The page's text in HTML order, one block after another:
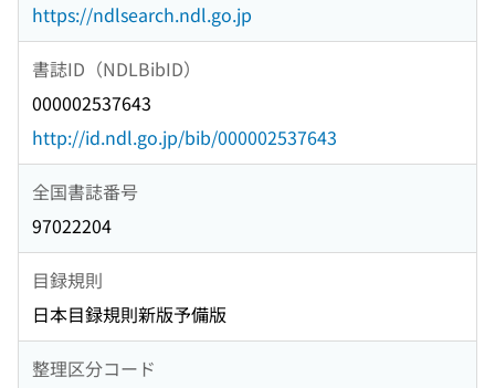
https://ndlsearch.ndl.go.jp
書誌ID（NDLBibID）
000002537643
http://id.ndl.go.jp/bib/000002537643
全国書誌番号
97022204
目録規則
日本目録規則新版予備版
整理区分コード